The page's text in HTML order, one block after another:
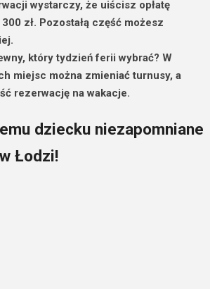
wystarczy, że uiścisz opłatę
zł. Pozostałą część możesz
który tydzień ferii wybrać? W
miejsc można zmieniać turnusy, a
rezerwację na wakacje.
dziecku niezapomniane
Łodzi!